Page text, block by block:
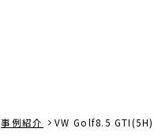
事例紹介 VW Golf8.5